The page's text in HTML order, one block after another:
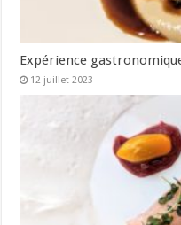
Expérience
12 juillet 2023